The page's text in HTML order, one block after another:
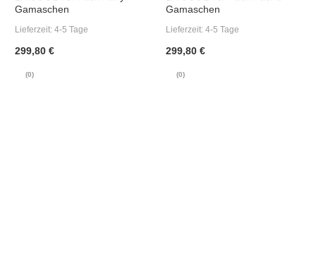
Gamaschen
Lieferzeit: 4-5 Tage
299,80 €
(0)
Gamaschen
Lieferzeit: 4-5 Tage
299,80 €
(0)